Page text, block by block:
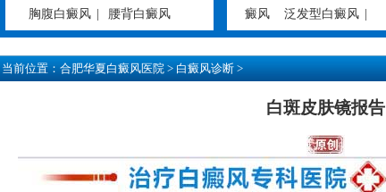
胸腹白癜风
腰背白癜风
癜风
泛发型白癜风
当前位置：合肥华夏白癜风医院>白癜风诊断>
白斑皮肤镜报告